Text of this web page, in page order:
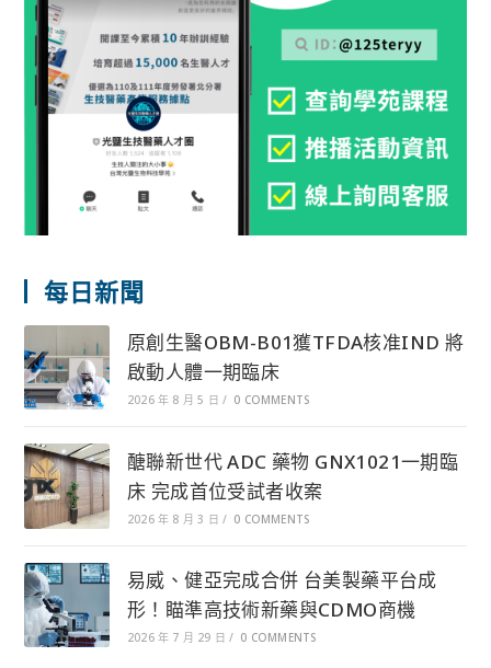
每日新聞
原創生醫OBM-B01獲TFDA核准IND 將
啟動人體一期臨床
2026 年 8 月 5 日 / 0 COMMENTS
醣聯新世代 ADC 藥物 GNX1021一期臨
床 完成首位受試者收案
2026 年 8 月 3 日 / 0 COMMENTS
易威、健亞完成合併 台美製藥平台成
形！瞄準高技術新藥與CDMO商機
2026 年 7 月 29 日 / 0 COMMENTS